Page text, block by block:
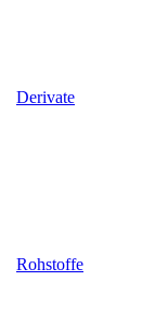
Derivate
Rohstoffe